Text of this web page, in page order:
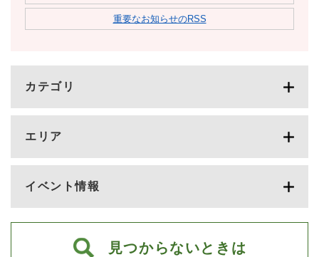
重要なお知らせのRSS
カテゴリ
エリア
イベント情報
見つからないときは